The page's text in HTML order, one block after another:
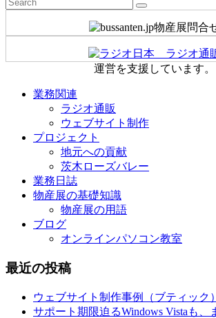
運営を支援しています。
業務関連
ラジオ通販
ウェブサイト制作
プロジェクト
地元への貢献
茨木ローズバレー
業務日誌
物産展の基礎知識
物産展の用語
ブログ
オンラインパソコン教室
最近の投稿
ウェブサイト制作事例（ブティック）
サポート期限迫るWindows Vistaも、